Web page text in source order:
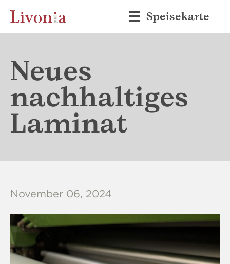
Speisekarte
Neues
nachhaltiges
Laminat
November 06, 2024